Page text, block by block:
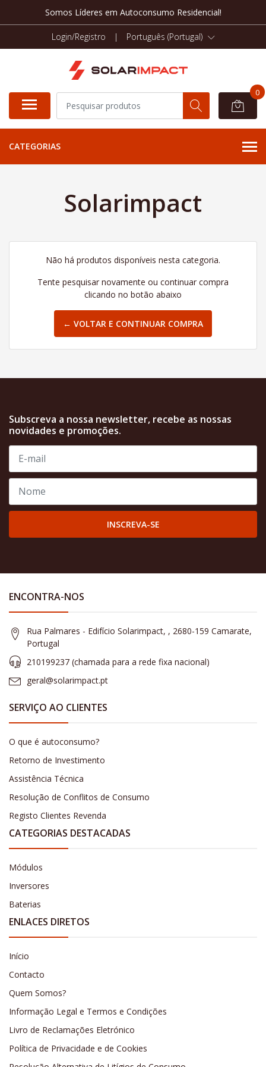
Somos Líderes em Autoconsumo Residencial!
Login/Registro | Português (Portugal)
0
CATEGORIAS
Solarimpact
Não há produtos disponíveis nesta categoria.
Tente pesquisar novamente ou continuar compra
clicando no botão abaixo
← VOLTAR E CONTINUAR COMPRA
Subscreva a nossa newsletter, recebe as nossas
novidades e promoções.
INSCREVA-SE
ENCONTRA-NOS
Rua Palmares - Edifício Solarimpact, , 2680-159 Camarate,
Portugal
210199237 (​chamada para a rede fixa nacional)
geral@solarimpact.pt
SERVIÇO AO CLIENTES
O que é autoconsumo?
Retorno de Investimento
Assistência Técnica
Resolução de Conflitos de Consumo
Registo Clientes Revenda
CATEGORIAS DESTACADAS
Módulos
Inversores
Baterias
ENLACES DIRETOS
Início
Contacto
Quem Somos?
Informação Legal e Termos e Condições
Livro de Reclamações Eletrónico
Política de Privacidade e de Cookies